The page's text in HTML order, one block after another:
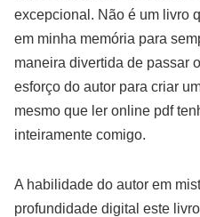
excepcional. Não é um livro
em minha memória para
maneira divertida de passar
esforço do autor para criar
mesmo que ler online pdf
inteiramente comigo.
A habilidade do autor em
profundidade digital este